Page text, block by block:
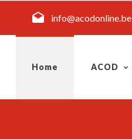
info@acodonline.be
Home ACOD